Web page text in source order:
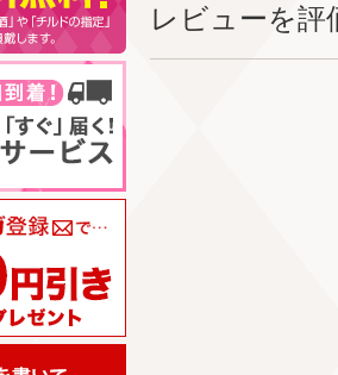
レビューを評